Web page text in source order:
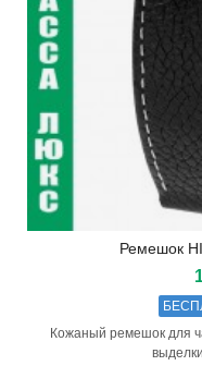
Ремешок
Кожаный ремешок для